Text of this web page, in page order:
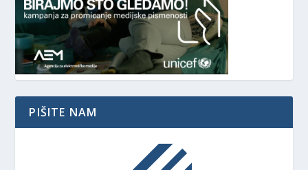
PIŠITE NAM